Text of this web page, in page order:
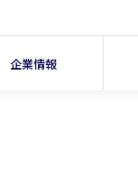
企業情報